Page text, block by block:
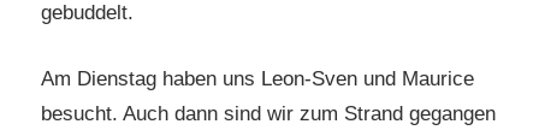
gebuddelt.
Am Dienstag haben uns Leon-Sven und Maurice
besucht. Auch dann sind wir zum Strand gegangen